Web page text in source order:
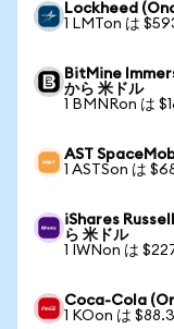
Lockheed
1 LMTon は
BitMine
から 米ドル
1 BMNRon は
AST
1 ASTSon は
iShares
ら 米ドル
1 IWNon は
Coca-Cola
1 KOon は